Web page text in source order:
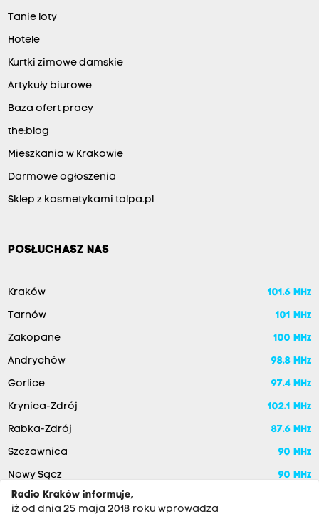
Tanie loty
Hotele
Kurtki zimowe damskie
Artykuły biurowe
Baza ofert pracy
the:blog
Mieszkania w Krakowie
Darmowe ogłoszenia
Sklep z kosmetykami tolpa.pl
POSŁUCHASZ NAS
Kraków 101.6 MHz
Tarnów 101 MHz
Zakopane 100 MHz
Andrychów 98.8 MHz
Gorlice 97.4 MHz
Krynica-Zdrój 102.1 MHz
Rabka-Zdrój 87.6 MHz
Szczawnica 90 MHz
Nowy Sącz
90 MHz
Radio Kraków informuje,
iż od dnia 25 maja 2018 roku wprowadza